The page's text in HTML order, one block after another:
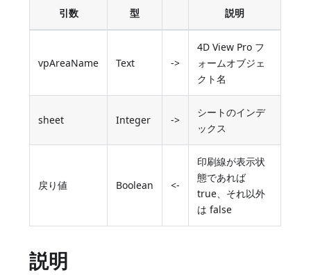
引数 型 説明
vpAreaName Text ->
4D View Pro フ
ォームオブジェ
クト名
sheet Integer ->
シートのインデ
ックス
戻り値 Boolean <-
印刷線が表示状
態であれば
true、それ以外
は false
説明